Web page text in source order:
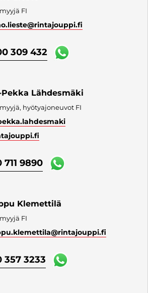
FI
@rintajouppi.fi
309 432
Lähdesmäki
hyötyajoneuvot FI
711 9890
Klemettilä
FI
@rintajouppi.fi
357 3233